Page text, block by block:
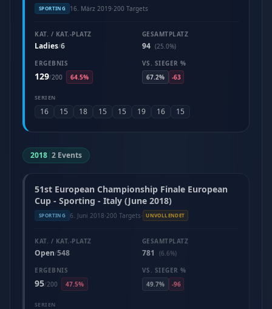
SPORTING 16. März 2019·200 Targets
KAT. / KAT.-PLATZ
Ladies/6
GESAMTPLATZ
94 (25.0%)
ERGEBNIS
129/200 64.5%
VS. SIEGER %
67.2%
-63
SERIEN
16 15 18 15 15 19 16 15
2018|2 Events
51st European Championship Finale European
Cup - Sporting - Italy (June 2018)
SPORTING 6. Juni 2018·200 Targets· UNVOLLENDET
KAT. / KAT.-PLATZ
Open/548
GESAMTPLATZ
781
(6.6%)
ERGEBNIS
95/200 47.5%
VS. SIEGER %
49.7%
-96
SERIEN